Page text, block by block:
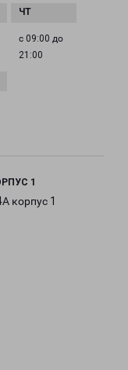
с 09:00 до
21:00
1
корпус 1